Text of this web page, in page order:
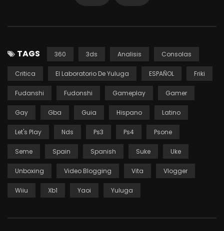
TAGS 360 3ds Analisis Consolas
Critica El Laboratorio De Yuluga ESPAÑOL Friki
Fudanshi Fudonshi Gameplay Gamer
Gay Gba Guia Hispano Latino
Let's Play Nds Ps3 Ps4 Psone
Seme Spain Spanish Suke Uke
Unboxing Video Blogging Vita Vlogger
Wiiu Xb1 Yaoi Yuluga